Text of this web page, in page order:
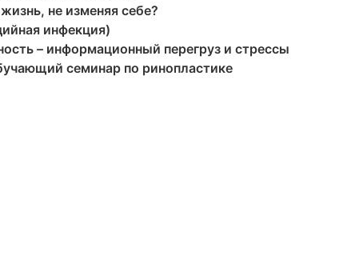
не изменяя себе?
инфекция)
– информационный перегруз и стрессы
семинар по ринопластике